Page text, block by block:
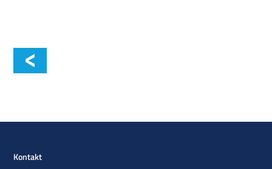
Kontakt